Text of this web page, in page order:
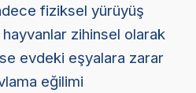
fiziksel yürüyüş
zihinsel olarak
evdeki eşyalara zarar
eğilimi